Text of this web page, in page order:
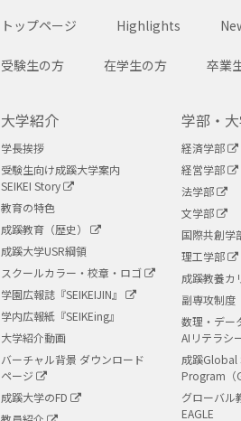
トップページ Highlights
受験生の方 在学生の方 卒業
大学紹介
学長挨拶
受験生向け成蹊大学案内
SEIKEI Story
教育の特色
成蹊教育（歴史）
成蹊大学USR綱領
スクールカラー・校章・ロゴ
学園広報誌『SEIKEIJIN』
学内広報紙『SEIKEing』
大学紹介動画
バーチャル背景 ダウンロード
ページ
成蹊大学のFD
学部・
経済学部
経営学部
法学部
文学部
国際共創学
理工学部
成蹊教養カ
副専攻制度
数理・デー
AIリテラシ
成蹊Global
Program（
グローバル
EAGLE